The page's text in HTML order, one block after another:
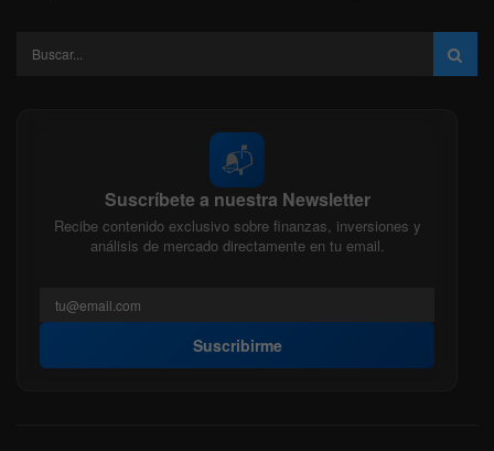
📬
Suscríbete a nuestra Newsletter
Recibe contenido exclusivo sobre finanzas, inversiones y
análisis de mercado directamente en tu email.
Suscribirme